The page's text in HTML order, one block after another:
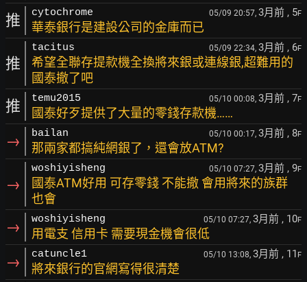
推 cytochrome 05/09 20:57, 3月前 , 5F
華泰銀行是建設公司的金庫而已
推
tacitus 05/09 22:34, 3月前 , 6F
希望全聯存提款機全換將來銀或連線銀,超難用的
國泰撤了吧
推 temu2015 05/10 00:08, 3月前 , 7F
國泰好歹提供了大量的零錢存款機……
→ bailan 05/10 00:17, 3月前 , 8F
那兩家都搞純網銀了，還會放ATM?
→
woshiyisheng 05/10 07:27, 3月前 , 9F
國泰ATM好用 可存零錢 不能撤 會用將來的族群
也會
→ woshiyisheng 05/10 07:27, 3月前 , 10F
用電支 信用卡 需要現金機會很低
→ catuncle1 05/10 13:08, 3月前 , 11 F
將來銀行的官網寫得很清楚